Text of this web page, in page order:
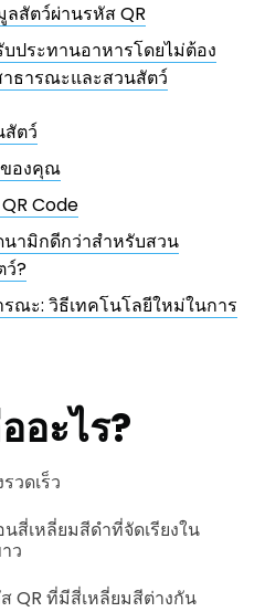
ลสัตว์ผ่านรหัส QR
ประทานอาหารโดยไม่ต้อง
ธารณะและสวนสัตว์
สัตว์
ของคุณ
Code
นามิกดีกว่าสำหรับสวน
ว์?
ณะ: วิธีเทคโนโลยีใหม่ในการ
อะไร?
วดเร็ว
สี่เหลี่ยมสีดำที่จัดเรียงใน
ว
QR ที่มีสี่เหลี่ยมสีต่างกัน